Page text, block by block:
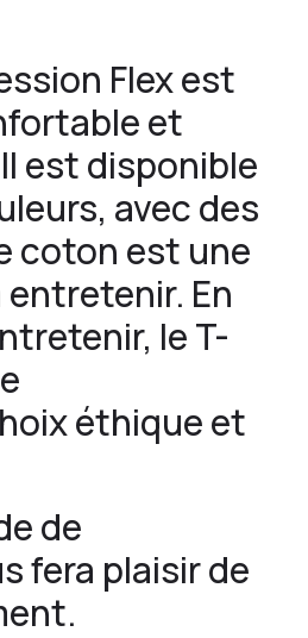
Flex est
et
est disponible
avec des
coton est une
En
le T-
éthique et
de
fera plaisir de